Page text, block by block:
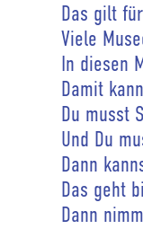
Das gilt
Viele
In diesen
Damit
Du musst
Und Du
Dann
Das geht
Dann